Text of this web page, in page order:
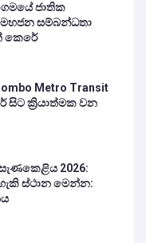
ජාතික
මහජන සම්බන්ධතා
කෙරේ
Metro Transit
සිට ක්‍රියාත්මක වන
2026:
ස්ථාන මෙන්න: